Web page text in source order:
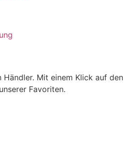
Mit einem Klick auf den
Favoriten.